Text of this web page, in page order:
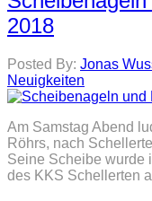
2018
Posted By: Jonas
Neuigkeiten
Am Samstag Abend
Röhrs, nach
Seine Scheibe wurde
des KKS Schellerten